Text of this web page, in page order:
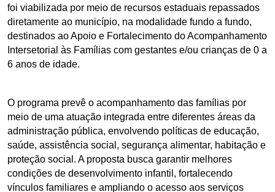
foi viabilizada por meio de recursos estaduais repassados
diretamente ao município, na modalidade fundo a fundo,
destinados ao Apoio e Fortalecimento do Acompanhamento
Intersetorial às Famílias com gestantes e/ou crianças de 0 a
6 anos de idade.
O programa prevê o acompanhamento das famílias por
meio de uma atuação integrada entre diferentes áreas da
administração pública, envolvendo políticas de educação,
saúde, assistência social, segurança alimentar, habitação e
proteção social. A proposta busca garantir melhores
condições de desenvolvimento infantil, fortalecendo
vínculos familiares e ampliando o acesso aos serviços